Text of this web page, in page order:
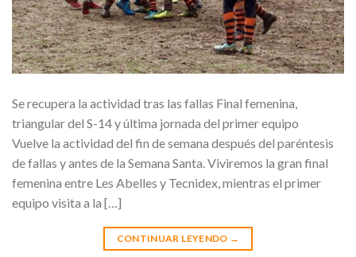
Se recupera la actividad tras las fallas Final femenina,
triangular del S-14 y última jornada del primer equipo
Vuelve la actividad del fin de semana después del paréntesis
de fallas y antes de la Semana Santa. Viviremos la gran final
femenina entre Les Abelles y Tecnidex, mientras el primer
equipo visita a la […]
CONTINUAR LEYENDO →